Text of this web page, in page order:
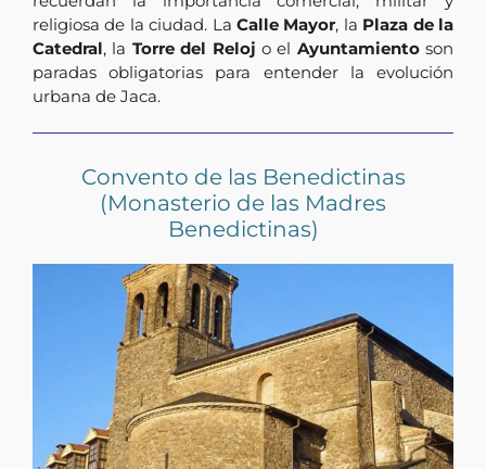
religiosa de la ciudad. La Calle Mayor, la Plaza de la
Catedral, la Torre del Reloj o el Ayuntamientoson
paradas obligatorias para entender la evolución
urbana de Jaca.
Convento de las Benedictinas
(Monasterio de las Madres
Benedictinas)